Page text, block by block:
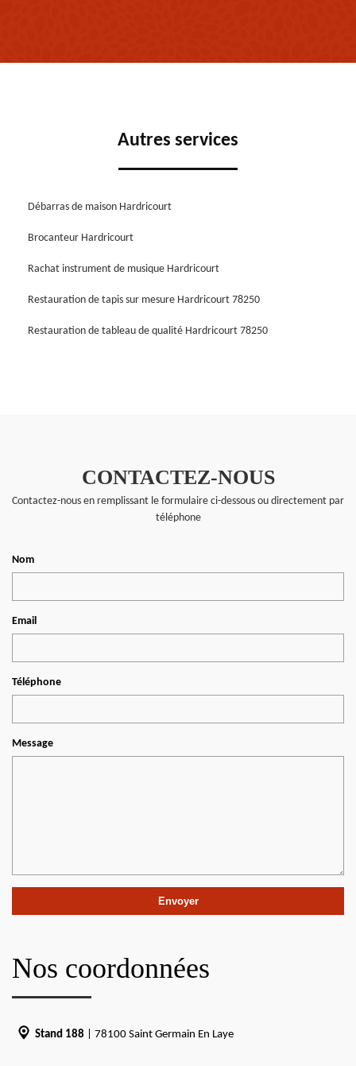
Autres services
Débarras de maison Hardricourt
Brocanteur Hardricourt
Rachat instrument de musique Hardricourt
Restauration de tapis sur mesure Hardricourt 78250
Restauration de tableau de qualité Hardricourt 78250
CONTACTEZ-NOUS
Contactez-nous en remplissant le formulaire ci-dessous ou directement par
téléphone
Nom
Email
Téléphone
Message
Nos coordonnées
Stand 188 | 78100 Saint Germain En Laye